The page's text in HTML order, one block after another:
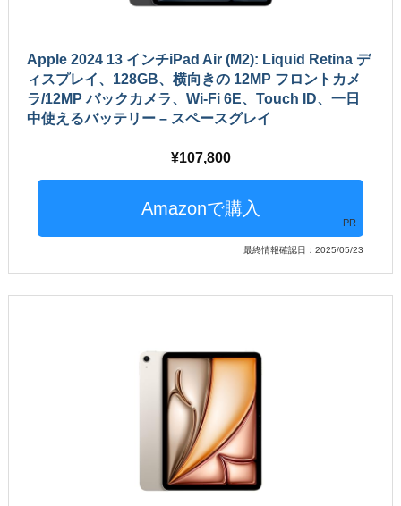
Apple 2024 13 インチiPad Air (M2): Liquid Retina デ
ィスプレイ、128GB、横向きの 12MP フロントカメ
ラ/12MP バックカメラ、Wi-Fi 6E、Touch ID、一日
中使えるバッテリー – スペースグレイ
107,800
PR
最終情報確認日：2025/05/23